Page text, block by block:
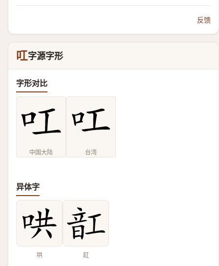
反馈
叿字源字形
字形对比
中国大陆 台湾
异体字
哄 䪦